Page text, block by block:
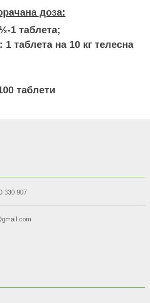
доза:
1 таблета;
таблета на 10 кг телесна
таблети
330 907